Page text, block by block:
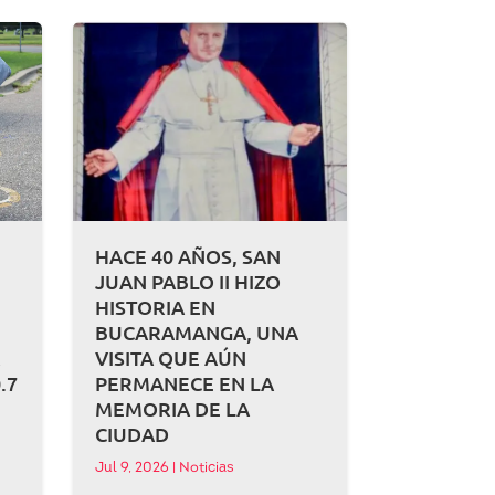
HACE 40 AÑOS, SAN
JUAN PABLO II HIZO
HISTORIA EN
BUCARAMANGA, UNA
VISITA QUE AÚN
PERMANECE EN LA
MEMORIA DE LA
CIUDAD
Jul 9, 2026 Noticias